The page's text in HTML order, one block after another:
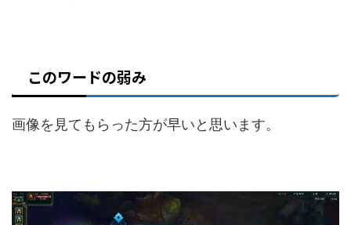
このワードの弱み
画像を見てもらった方が早いと思います。